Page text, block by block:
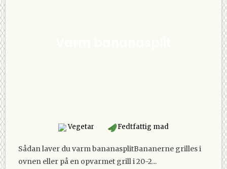
Vegetar Fedtfattig mad
Sådan laver du varm bananasplitBananerne grilles i
ovnen eller på en opvarmet grill i 20-2...